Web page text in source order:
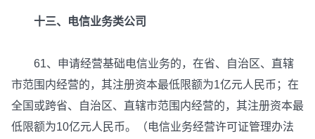
十三、电信业务类公司
61、申请经营基础电信业务的，在省、自治区、直辖
市范围内经营的，其注册资本最低限额为1亿元人民币；在
全国或跨省、自治区、直辖市范围内经营的，其注册资本最
低限额为10亿元人民币。（电信业务经营许可证管理办法